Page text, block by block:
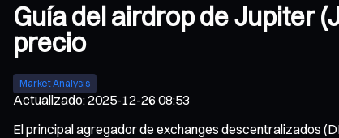
Guía del airdrop de Jupiter
precio
Market Analysis
Actualizado:2025-12-26 08:53
El principal agregador de exchanges descentralizados